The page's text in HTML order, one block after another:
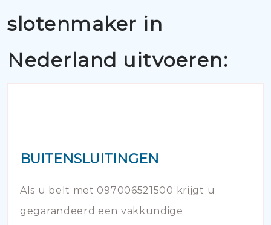
slotenmaker in
Nederland uitvoeren:
BUITENSLUITINGEN
Als u belt met 097006521500 krijgt u
gegarandeerd een vakkundige